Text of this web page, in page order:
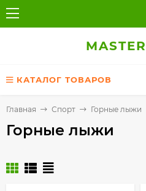
MASTER
КАТАЛОГ ТОВАРОВ
Главная Спорт Горные лыжи
Горные лыжи